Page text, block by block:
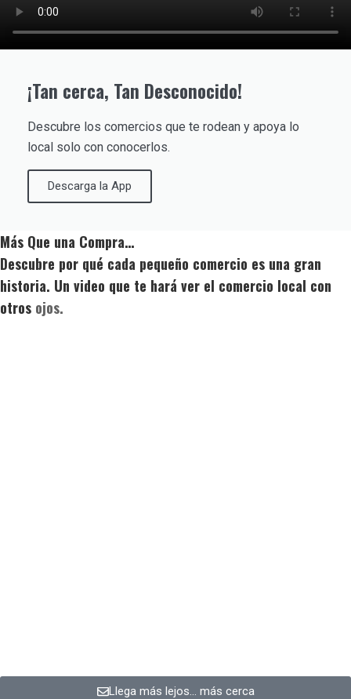
¡Tan cerca, Tan Desconocido!
Descubre los comercios que te rodean y apoya lo
local solo con conocerlos.
Descarga la App
Más Que una Compra…
Descubre por qué cada pequeño comercio es una gran
historia. Un video que te hará ver el comercio local con
otros ojos.
Llega más lejos… más cerca